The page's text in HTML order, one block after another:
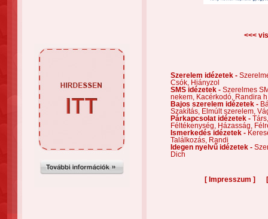
<<<
Szerelem idézetek -
Csók,
Hiányzol
SMS idézetek - Szerelmes
nekem,
Kacérkodó,
Randira
Bajos szerelem idézetek -
Szakítás,
Elmúlt szerelem,
Párkapcsolat idézetek -
Féltékenység,
Házasság,
Ismerkedés idézetek -
Találkozás,
Randi
Idegen nyelvű idézetek -
Dich
[ Impresszum ]